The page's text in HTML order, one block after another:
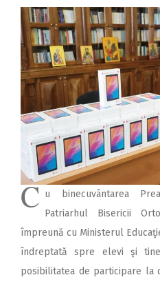
2014
2013
2012
2011
2010
2009
C u binecuvântarea
Patriarhul Bisericii
împreună cu Ministerul
îndreptată spre elevi şi
posibilitatea de participare la